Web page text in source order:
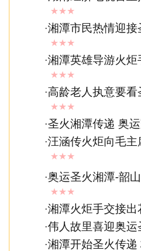
★★★
·湘潭市民热情迎
★★★
·湘潭英雄导游火
★★★
·高龄老人执意要
★★★
·圣火湘潭传递 奥
·汪涵传火炬向毛
★★★
·奥运圣火湘潭-韶
★★★
·湘潭火炬手交接出
·伟人故里喜迎奥运
·湘潭开始圣火传